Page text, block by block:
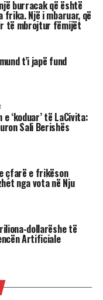
për këtë
Fatjon
e
për
dhe faktin që
Rama “lider
i drejtoi
jem që dyert e
Shtëpinë e
i George Soros
shumë
që dua t’i